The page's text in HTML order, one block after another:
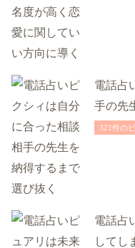
電話占
手の先
321件の
電話占
してし